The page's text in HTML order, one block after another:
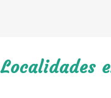
Localidades